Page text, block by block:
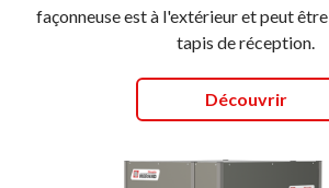
façonneuse est à l'extérieur et peut
tapis de réception.
Découvrir